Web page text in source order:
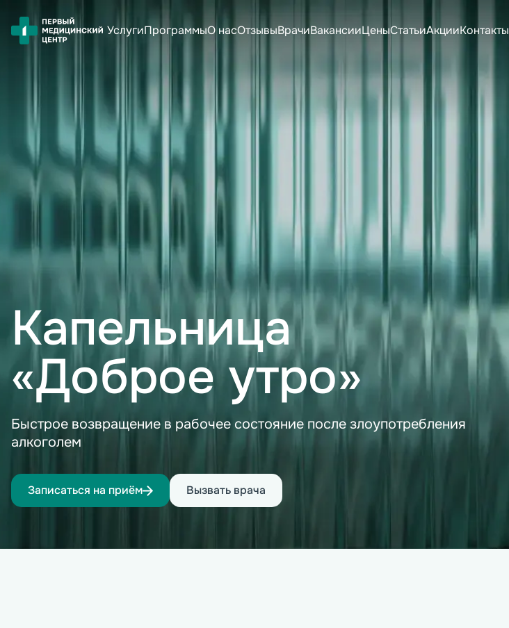
УслугиПрограммыО насОтзывыВрачиВакансииЦеныСтатьиАкцииКонтакты
Капельница
«Доброе утро»
Быстрое возвращение в рабочее состояние после злоупотребления
алкоголем
Записаться на приём Вызвать врача